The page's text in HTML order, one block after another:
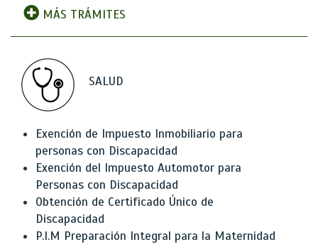
MÁS TRÁMITES
SALUD
Exención de Impuesto Inmobiliario para
personas con Discapacidad
Exención del Impuesto Automotor para
Personas con Discapacidad
Obtención de Certificado Único de
Discapacidad
P.I.M Preparación Integral para la Maternidad